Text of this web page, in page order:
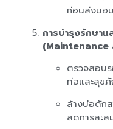
ก่อนส่งมอ
การบำรุงรักษา
ตรวจสอบ
ท่อและสุข
ล้างบ่อดัก
ลดการสะ